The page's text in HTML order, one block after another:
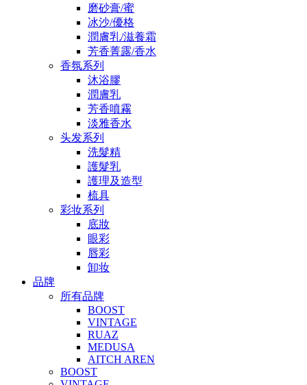
磨砂膏/蜜
冰沙/優格
潤膚乳/滋養霜
芳香菁露/香水
香氛系列
沐浴膠
潤膚乳
芳香噴霧
淡雅香水
头发系列
洗髮精
護髮乳
護理及造型
梳具
彩妆系列
底妝
眼彩
唇彩
卸妆
品牌
所有品牌
BOOST
VINTAGE
RUAZ
MEDUSA
AITCH AREN
BOOST